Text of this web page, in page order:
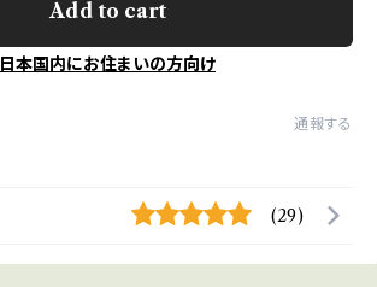
Add to cart
日本国内にお住まいの方向け
通報する
(29)